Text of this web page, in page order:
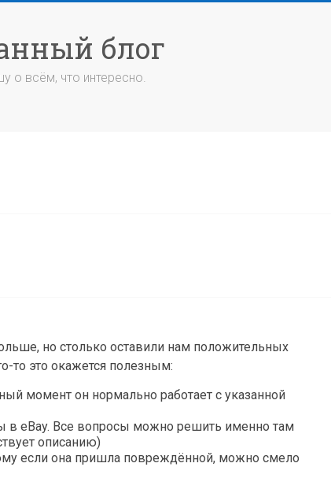
блог
о всём, что интересно.
но столько оставили нам положительных
то это окажется полезным:
момент он нормально работает с указанной
в eBay. Все вопросы можно решить именно там
описанию)
если она пришла повреждённой, можно смело